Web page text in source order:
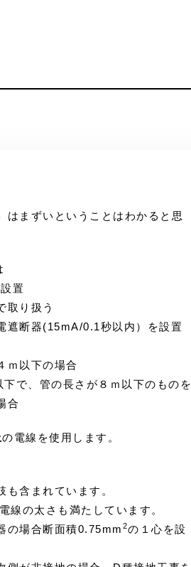
はまずいということはわかると思
置
取り扱う
遮断器(15mA/0.1秒以内）を設置
ｍ以下の場合
で、管の長さが８ｍ以下のものを
合
の電線を使用します。
含まれています。
線の太さも満たしています。
の場合断面積0.75mm 2の１心を設